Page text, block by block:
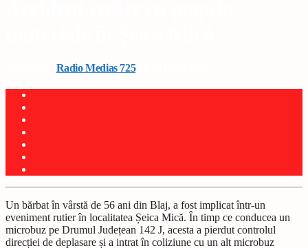
Radio Medias 725on 22 iunie 2025
Un bărbat în vârstă de 56 ani din Blaj, a fost implicat într-un
eveniment rutier în localitatea Șeica Mică. În timp ce conducea un
microbuz pe Drumul Județean 142 J, acesta a pierdut controlul
direcției de deplasare și a intrat în coliziune cu un alt microbuz